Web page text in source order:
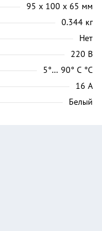
95 х 100 х 65 мм
0.344 кг
Нет
220 В
5°… 90° С °C
16 А
Белый